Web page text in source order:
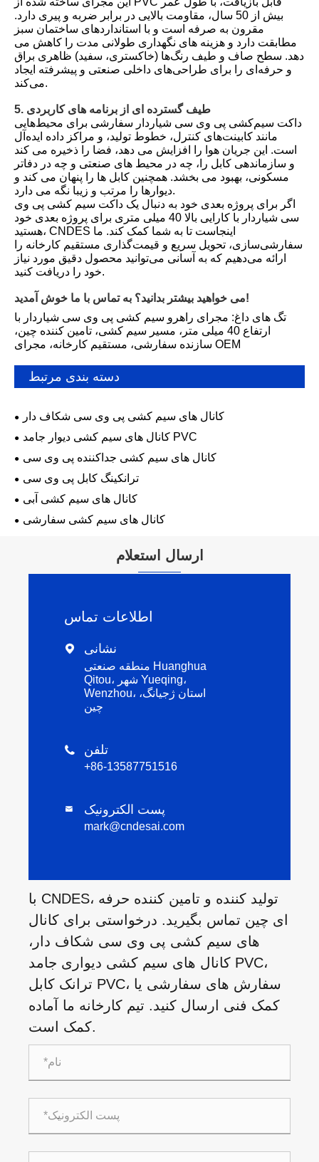
بیش از 50 سال، مقاومت بالایی در برابر ضربه و پیری دارد.
مقرون به صرفه است و با استانداردهای ساختمان سبز
مطابقت دارد و هزینه های نگهداری طولانی مدت را کاهش می
دهد. سطح صاف و طیف رنگ‌ها (خاکستری، سفید) ظاهری براق
و حرفه‌ای را برای طراحی‌های داخلی صنعتی و پیشرفته ایجاد
می‌کند.
5. طیف گسترده ای از برنامه های کاربردی
داکت سیم‌کشی پی وی سی شیاردار سفارشی برای محیط‌هایی
مانند کابینت‌های کنترل، خطوط تولید، و مراکز داده ایده‌آل
است. این جریان هوا را افزایش می دهد، فضا را ذخیره می کند
و سازماندهی کابل را، چه در محیط های صنعتی و چه در دفاتر
مسکونی، بهبود می بخشد. همچنین کابل ها را پنهان می کند و
دیوارها را مرتب و زیبا نگه می دارد.
اگر برای پروژه بعدی خود به دنبال یک داکت سیم کشی پی وی
سی شیاردار با کارایی بالا 40 میلی متری برای پروژه بعدی خود
هستید، CNDES اینجاست تا به شما کمک کند. ما
سفارشی‌سازی، تحویل سریع و قیمت‌گذاری مستقیم کارخانه را
ارائه می‌دهیم که به آسانی می‌توانید محصول دقیق مورد نیاز
خود را دریافت کنید.
می خواهید بیشتر بدانید؟ به تماس با ما خوش آمدید!
تگ های داغ: مجرای راهرو سیم کشی پی وی سی شیاردار با
ارتفاع 40 میلی متر، مسیر سیم کشی، تامین کننده چین،
سازنده سفارشی، مستقیم کارخانه، مجرای OEM
دسته بندی مرتبط
کانال های سیم کشی پی وی سی شکاف دار
کانال های سیم کشی دیوار جامد PVC
کانال های سیم کشی جداکننده پی وی سی
ترانکینگ کابل پی وی سی
کانال های سیم کشی آبی
کانال های سیم کشی سفارشی
ارسال استعلام
اطلاعات تماس
 نشانی
منطقه صنعتی Huanghua
Qitou، شهر Yueqing،
Wenzhou، استان ژجیانگ،
چین
 تلفن
+86-13587751516
 پست الکترونیک
mark@cndesai.com
با CNDES، تولید کننده و تامین کننده حرفه
ای چین تماس بگیرید. درخواستی برای کانال
های سیم کشی پی وی سی شکاف دار،
کانال های سیم کشی دیواری جامد PVC،
ترانک کابل PVC، سفارش های سفارشی یا
کمک فنی ارسال کنید. تیم کارخانه ما آماده
کمک است.